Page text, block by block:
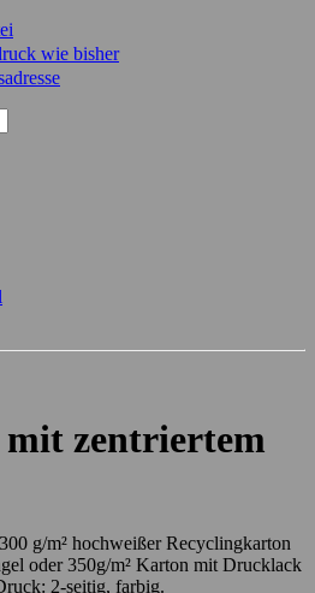
wie bisher
zentriertem
g/m² hochweißer Recyclingkarton
oder 350g/m² Karton mit Drucklack
2-seitig, farbig.